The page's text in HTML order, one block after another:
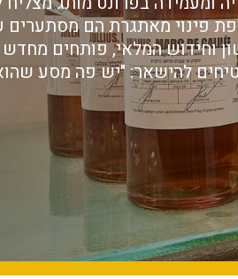
פינוי מאתגרת הם מסתערים
וחידוש המלאי, פותחים
להישאר: "יש פה מסע